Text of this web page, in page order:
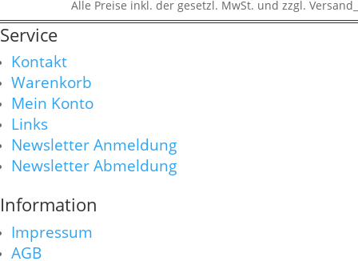
Alle Preise inkl. der gesetzl. MwSt. und zzgl. Versand_
Service
Kontakt
Warenkorb
Mein Konto
Links
Newsletter Anmeldung
Newsletter Abmeldung
Information
Impressum
AGB